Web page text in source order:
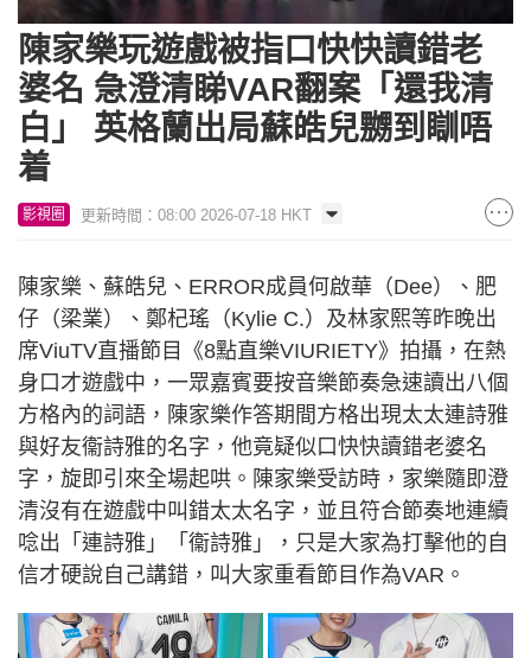
4.73%
陳家樂玩遊戲被指口快快讀錯老
婆名 急澄清睇VAR翻案「還我清
白」 英格蘭出局蘇皓兒嬲到瞓唔
着
影視圈 更新時間：08:00 2026-07-18 HKT
陳家樂、蘇皓兒、ERROR成員何啟華（Dee）、肥
仔（梁業）、鄭杞瑤（Kylie C.）及林家熙等昨晚出
席ViuTV直播節目《8點直樂VIURIETY》拍攝，在熱
身口才遊戲中，一眾嘉賓要按音樂節奏急速讀出八個
方格內的詞語，陳家樂作答期間方格出現太太連詩雅
與好友衞詩雅的名字，他竟疑似口快快讀錯老婆名
字，旋即引來全場起哄。陳家樂受訪時，家樂隨即澄
清沒有在遊戲中叫錯太太名字，並且符合節奏地連續
唸出「連詩雅」「衞詩雅」，只是大家為打擊他的自
信才硬說自己講錯，叫大家重看節目作為VAR。